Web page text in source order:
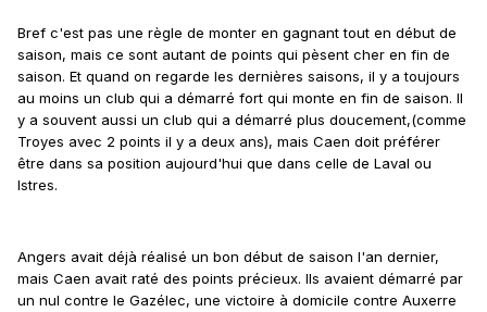
Bref c'est pas une règle de monter en gagnant tout en début de
saison, mais ce sont autant de points qui pèsent cher en fin de
saison. Et quand on regarde les dernières saisons, il y a toujours
au moins un club qui a démarré fort qui monte en fin de saison. Il
y a souvent aussi un club qui a démarré plus doucement,(comme
Troyes avec 2 points il y a deux ans), mais Caen doit préférer
être dans sa position aujourd'hui que dans celle de Laval ou
Istres.
Angers avait déjà réalisé un bon début de saison l'an dernier,
mais Caen avait raté des points précieux. Ils avaient démarré par
un nul contre le Gazélec, une victoire à domicile contre Auxerre